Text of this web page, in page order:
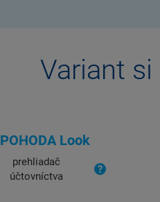
Variant
POHODA Look
prehliadač
účtovníctva